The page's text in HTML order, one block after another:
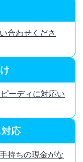
合わせくださ
ーディに対応い
応
持ちの現金がな